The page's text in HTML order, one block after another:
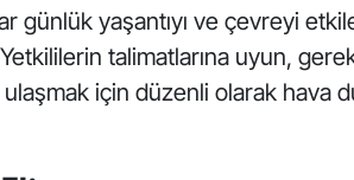
günlük yaşantıyı ve çevreyi
Yetkililerin talimatlarına uyun,
için düzenli olarak hava